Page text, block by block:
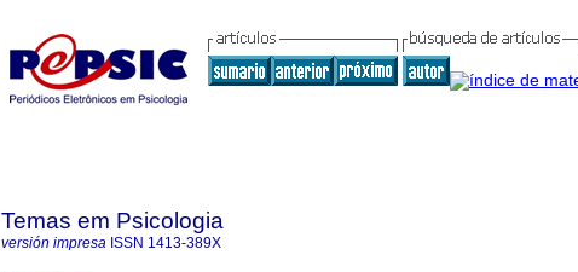
Temas em Psicologia
versión impresa ISSN 1413-389X